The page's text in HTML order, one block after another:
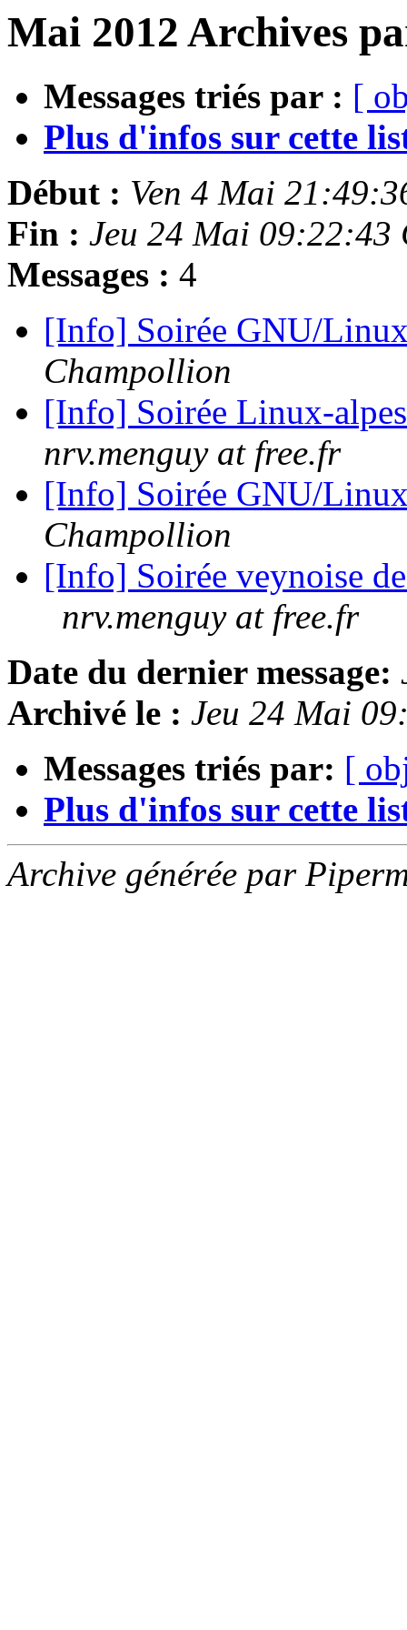
Mai 2012 Archives
Messages triés par : [
Plus d'infos sur cette
Début : Ven 4 Mai
Fin : Jeu 24 Mai 09:22:43
Messages : 4
[Info] Soirée GNU/
Champollion
[Info] Soirée Linux-
nrv.menguy at free.fr
[Info] Soirée GNU/
Champollion
[Info] Soirée veynoise
nrv.menguy at free.fr
Date du dernier message:
Archivé le : Jeu 24 Mai
Messages triés par: [
Plus d'infos sur cette
Archive générée par